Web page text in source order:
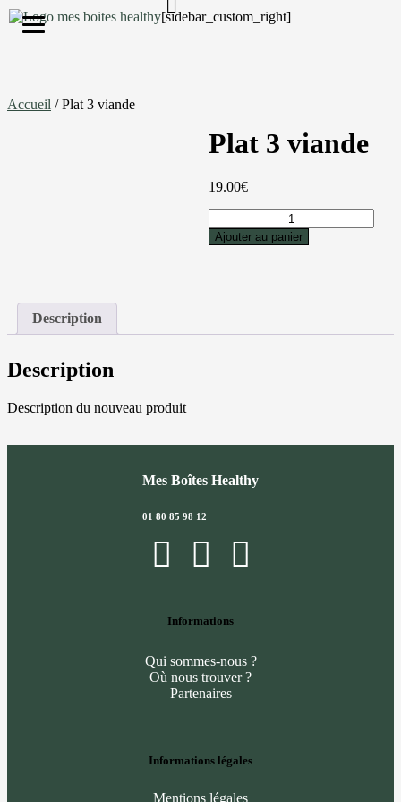
[sidebar_custom_right]
S'inscrire
Accueil / Plat 3 viande
Plat 3 viande
19.00€
Ajouter au panier
Description
Description
Description du nouveau produit
Mes Boîtes Healthy
01 80 85 98 12
Informations
Qui sommes-nous ?
Où nous trouver ?
Partenaires
Informations légales
Mentions légales